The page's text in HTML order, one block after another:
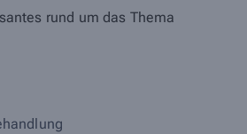
rund um das Thema